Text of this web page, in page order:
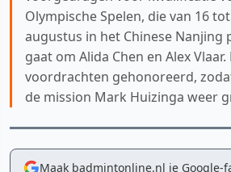
Olympische Spelen, die van 16
augustus in het Chinese Nanjing
gaat om Alida Chen en Alex
voordrachten gehonoreerd,
de mission Mark Huizinga weer
Maak badmintonline.nl je Google-